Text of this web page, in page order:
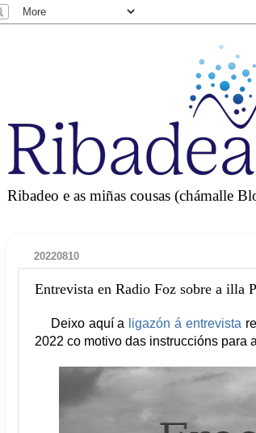
Ribadeo e as miñas cousas (chámalle
20220810
Entrevista en Radio Foz sobre a illa
Deixo aquí a ligazón á entrevista
2022 co motivo das instruccións para